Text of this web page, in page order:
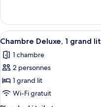
Chambre
Supérieure,
1
grand
lit
le
type
de
Chambre
Supérieure,
grand
lit
Afficher
toutes
les
photos
pour
ce
type
8
Chambre Deluxe, 1 grand lit
1 chambre
2 personnes
1 grand lit
Wi-Fi gratuit